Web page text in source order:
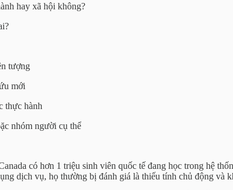
hay xã hội không?
tượng
mới
thực hành
nhóm người cụ thể
có hơn 1 triệu sinh viên quốc tế đang học trong hệ
dịch vụ, họ thường bị đánh giá là thiếu tính chủ động và